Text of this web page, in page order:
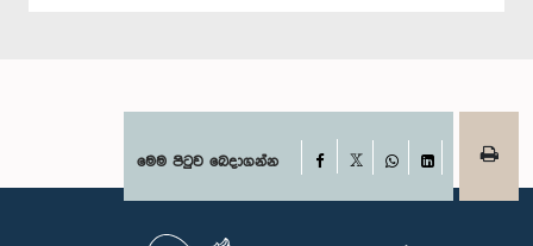
මෙම පිටුව බෙදාගන්න Facebook
WhatsAppLinkedIn